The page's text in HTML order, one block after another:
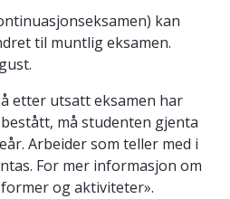
kan
til muntlig eksamen.
etter utsatt eksamen har
må studenten gjenta
Arbeider som teller med i
For mer informasjon om
og aktiviteter».